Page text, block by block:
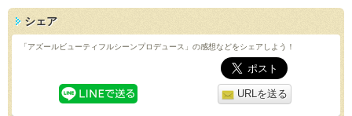
シェア
「アズールビューティフルシーンプロデュース」の感想などをシェアしよう！
URLを送る